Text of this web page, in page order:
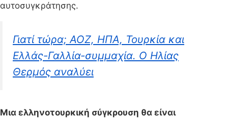
αυτοσυγκράτησης.
Γιατί τώρα; ΑΟΖ, ΗΠΑ, Τουρκία και
Ελλάς-Γαλλία-συμμαχία. Ο Ηλίας
Θερμός αναλύει
Μια ελληνοτουρκική σύγκρουση θα είναι